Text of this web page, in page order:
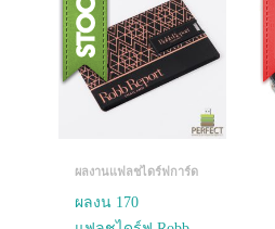
ผลงานแฟลชไดร์ฟการ์ด
ผลงน 170